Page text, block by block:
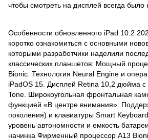
чтобы смотреть на дисплей всегда было
Особенности обновленного iPad 10.2
коротко ознакомиться с основными
которыми разработчики наделили
классических планшетов: Мощный
Bionic. Технология Neural Engine и
iPadOS 15. Дисплей Retina 10,2 дюйма с
Tone. Широкоугольная фронтальная
функцией «В центре внимания».
поколения) и клавиатуры Smart
уровень автономности и емкость
начинка Фирменный процессор A13